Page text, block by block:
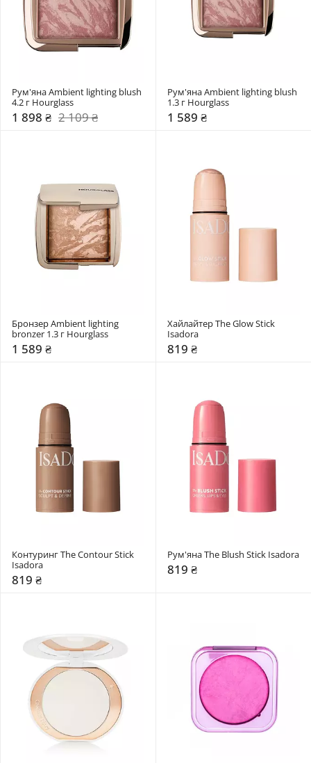
Рум'яна Ambient lighting blush
4.2 г Hourglass
1 898 ₴ 2 109 ₴
Рум'яна Ambient lighting blush
1.3 г Hourglass
1 589 ₴
Бронзер Ambient lighting
bronzer 1.3 г Hourglass
1 589 ₴
Хайлайтер The Glow Stick
Isadora
819 ₴
Контуринг The Contour Stick
Isadora
819 ₴
Рум'яна The Blush Stick Isadora
819 ₴